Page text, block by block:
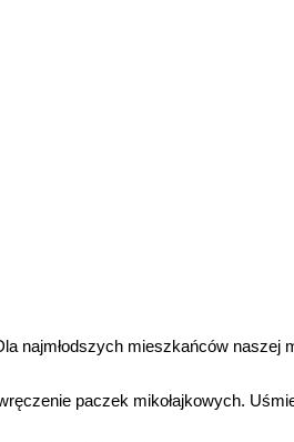
najmłodszych mieszkańców naszej
paczek mikołajkowych.